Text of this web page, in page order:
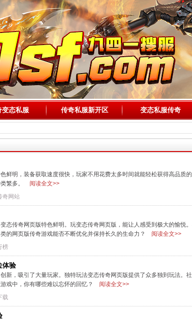
变态私服 传奇私服新开区 变态私服传奇
鲜明，装备获取速度很快，玩家不用花费太多时间就能轻松获得高品质
繁多。
阅读全文>>
奇网站
态传奇网页版特色鲜明。玩变态传奇网页版，能让人感受到极大的愉悦
的网页版传奇游戏能否不断优化并保持长久的生命力？
阅读全文>>
榜
体验
新，吸引了大量玩家。独特玩法变态传奇网页版提供了众多独到玩法。
戏中，你有哪些难以忘怀的回忆？
阅读全文>>
载